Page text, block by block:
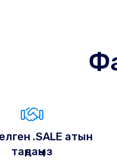
.SALE атын
таңдаңыз